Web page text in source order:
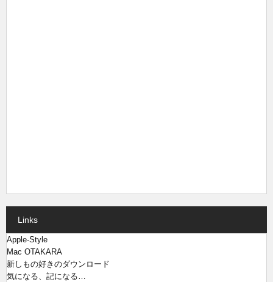
Links
Apple-Style
Mac OTAKARA
新しもの好きのダウンロード
気になる、記になる…